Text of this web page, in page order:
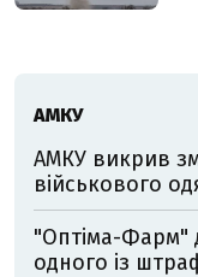
АМКУ
АМКУ викрив
військового
"Оптіма-Фарм"
одного із